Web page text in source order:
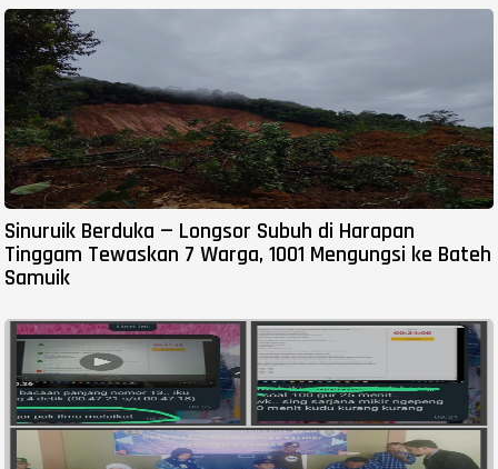
Sinuruik Berduka — Longsor Subuh di Harapan
Tinggam Tewaskan 7 Warga, 1001 Mengungsi ke Bateh
Samuik